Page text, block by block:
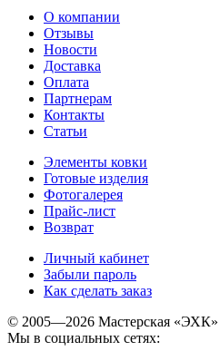
О компании
Отзывы
Новости
Доставка
Оплата
Партнерам
Контакты
Статьи
Элементы ковки
Готовые изделия
Фотогалерея
Прайс-лист
Возврат
Личный кабинет
Забыли пароль
Как сделать заказ
© 2005—2026 Мастерская «ЭХК»
Мы в социальных сетях: